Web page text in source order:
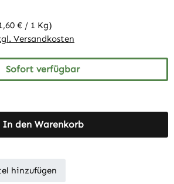
€ / 1 Kg)
Versandkosten
Sofort verfügbar
In den Warenkorb
hinzufügen